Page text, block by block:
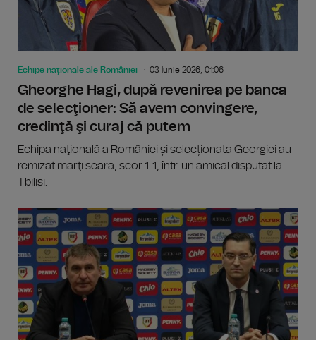
Echipe naționale ale României 03 Iunie 2026, 01:06
Gheorghe Hagi, după revenirea pe banca
de selecţioner: Să avem convingere,
credinţă şi curaj că putem
Echipa naţională a României și selecționata Georgiei au
remizat marţi seara, scor 1-1, într-un amical disputat la
Tbilisi.